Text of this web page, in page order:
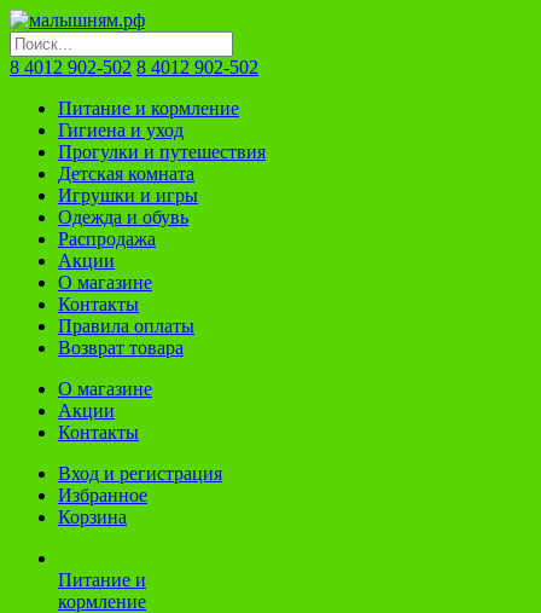
8 4012 902-502 8 4012 902-502
Питание и кормление
Гигиена и уход
Прогулки и путешествия
Детская комната
Игрушки и игры
Одежда и обувь
Распродажа
Акции
О магазине
Контакты
Правила оплаты
Возврат товара
О магазине
Акции
Контакты
Вход и регистрация
Избранное
Корзина
Питание и
кормление